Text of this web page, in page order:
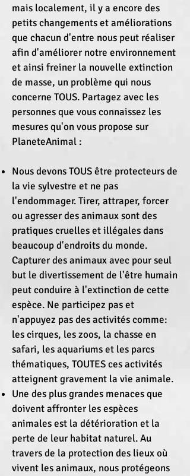
mais localement, il y a encore des
petits changements et améliorations
que chacun d'entre nous peut réaliser
afin d'améliorer notre environnement
et ainsi freiner la nouvelle extinction
de masse, un problème qui nous
concerne TOUS. Partagez avec les
personnes que vous connaissez les
mesures qu'on vous propose sur
PlaneteAnimal :
Nous devons TOUS être protecteurs de
la vie sylvestre et ne pas
l'endommager. Tirer, attraper, forcer
ou agresser des animaux sont des
pratiques cruelles et illégales dans
beaucoup d'endroits du monde.
Capturer des animaux avec pour seul
but le divertissement de l'être humain
peut conduire à l'extinction de cette
espèce. Ne participez pas et
n'appuyez pas des activités comme:
les cirques, les zoos, la chasse en
safari, les aquariums et les parcs
thématiques, TOUTES ces activités
atteignent gravement la vie animale.
Une des plus grandes menaces que
doivent affronter les espèces
animales est la détérioration et la
perte de leur habitat naturel. Au
travers de la protection des lieux où
vivent les animaux, nous protégeons